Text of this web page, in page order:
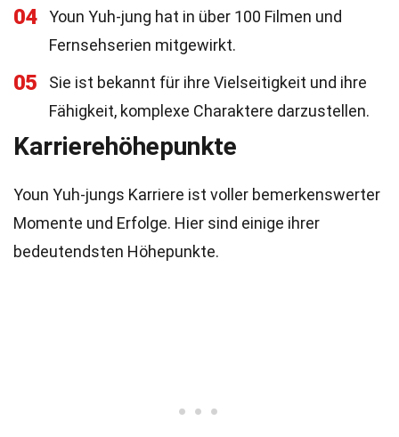
04
Youn Yuh-jung hat in über 100 Filmen und
Fernsehserien mitgewirkt.
05
Sie ist bekannt für ihre Vielseitigkeit und ihre
Fähigkeit, komplexe Charaktere darzustellen.
Karrierehöhepunkte
Youn Yuh-jungs Karriere ist voller bemerkenswerter
Momente und Erfolge. Hier sind einige ihrer
bedeutendsten Höhepunkte.